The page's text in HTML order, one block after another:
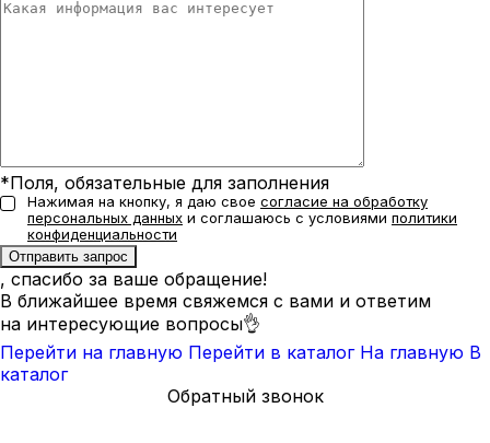
*Поля, обязательные для заполнения
Нажимая на кнопку, я даю свое согласие на обработку
персональных данных и соглашаюсь с условиями политики
конфиденциальности
, спасибо за ваше обращение!
В ближайшее время свяжемся с вами и ответим
на интересующие вопросы👌
Перейти на главную Перейти в каталог На главную В
каталог
Обратный звонок